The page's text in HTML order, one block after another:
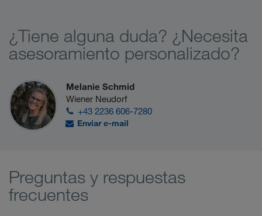
¿Tiene alguna duda? ¿Necesita
asesoramiento personalizado?
Melanie Schmid
Wiener Neudorf
+43 2236 606-7280
Enviar e-mail
Preguntas y respuestas
frecuentes